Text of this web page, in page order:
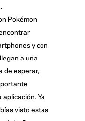
Pokémon
y con
a una
de esperar,
Ya
visto estas